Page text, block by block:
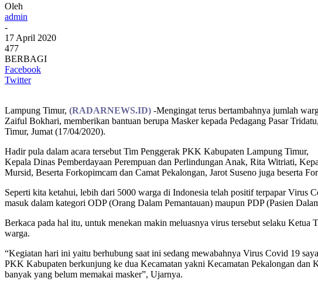
Oleh
admin
-
17 April 2020
477
BERBAGI
Facebook
Twitter
Lampung Timur, (RADARNEWS.ID) -Mengingat terus bertambahnya jumlah
Zaiful Bokhari, memberikan bantuan berupa Masker kepada Pedagang Pasar
Timur, Jumat (17/04/2020).
Hadir pula dalam acara tersebut Tim Penggerak PKK Kabupaten Lampung Timur,
Kepala Dinas Pemberdayaan Perempuan dan Perlindungan Anak, Rita Witriati,
Mursid, Beserta Forkopimcam dan Camat Pekalongan, Jarot Suseno juga beserta
Seperti kita ketahui, lebih dari 5000 warga di Indonesia telah positif terpapar Virus
masuk dalam kategori ODP (Orang Dalam Pemantauan) maupun PDP (Pasien
Berkaca pada hal itu, untuk menekan makin meluasnya virus tersebut selaku
warga.
“Kegiatan hari ini yaitu berhubung saat ini sedang mewabahnya Virus Covid 19
PKK Kabupaten berkunjung ke dua Kecamatan yakni Kecamatan Pekalongan dan
banyak yang belum memakai masker”, Ujarnya.